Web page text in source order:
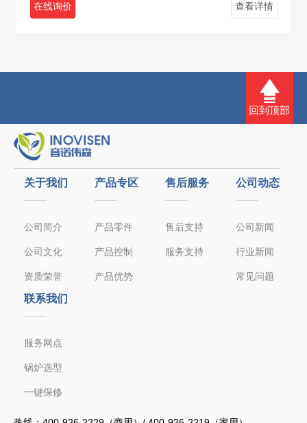
在线询价 查看详情
回到顶部
关于我们
公司简介
公司文化
资质荣誉
产品专区
产品零件
产品控制
产品优势
售后服务
售后支持
服务支持
公司动态
公司新闻
行业新闻
常见问题
联系我们
服务网点
锅炉选型
一键保修